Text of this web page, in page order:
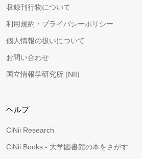
収録刊行物について
利用規約・プライバシーポリシー
個人情報の扱いについて
お問い合わせ
国立情報学研究所 (NII)
ヘルプ
CiNii Research
CiNii Books - 大学図書館の本をさがす